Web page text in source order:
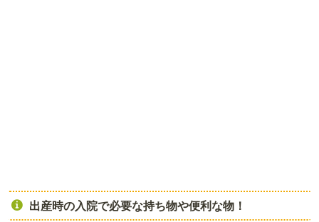
出産時の入院で必要な持ち物や便利な物！